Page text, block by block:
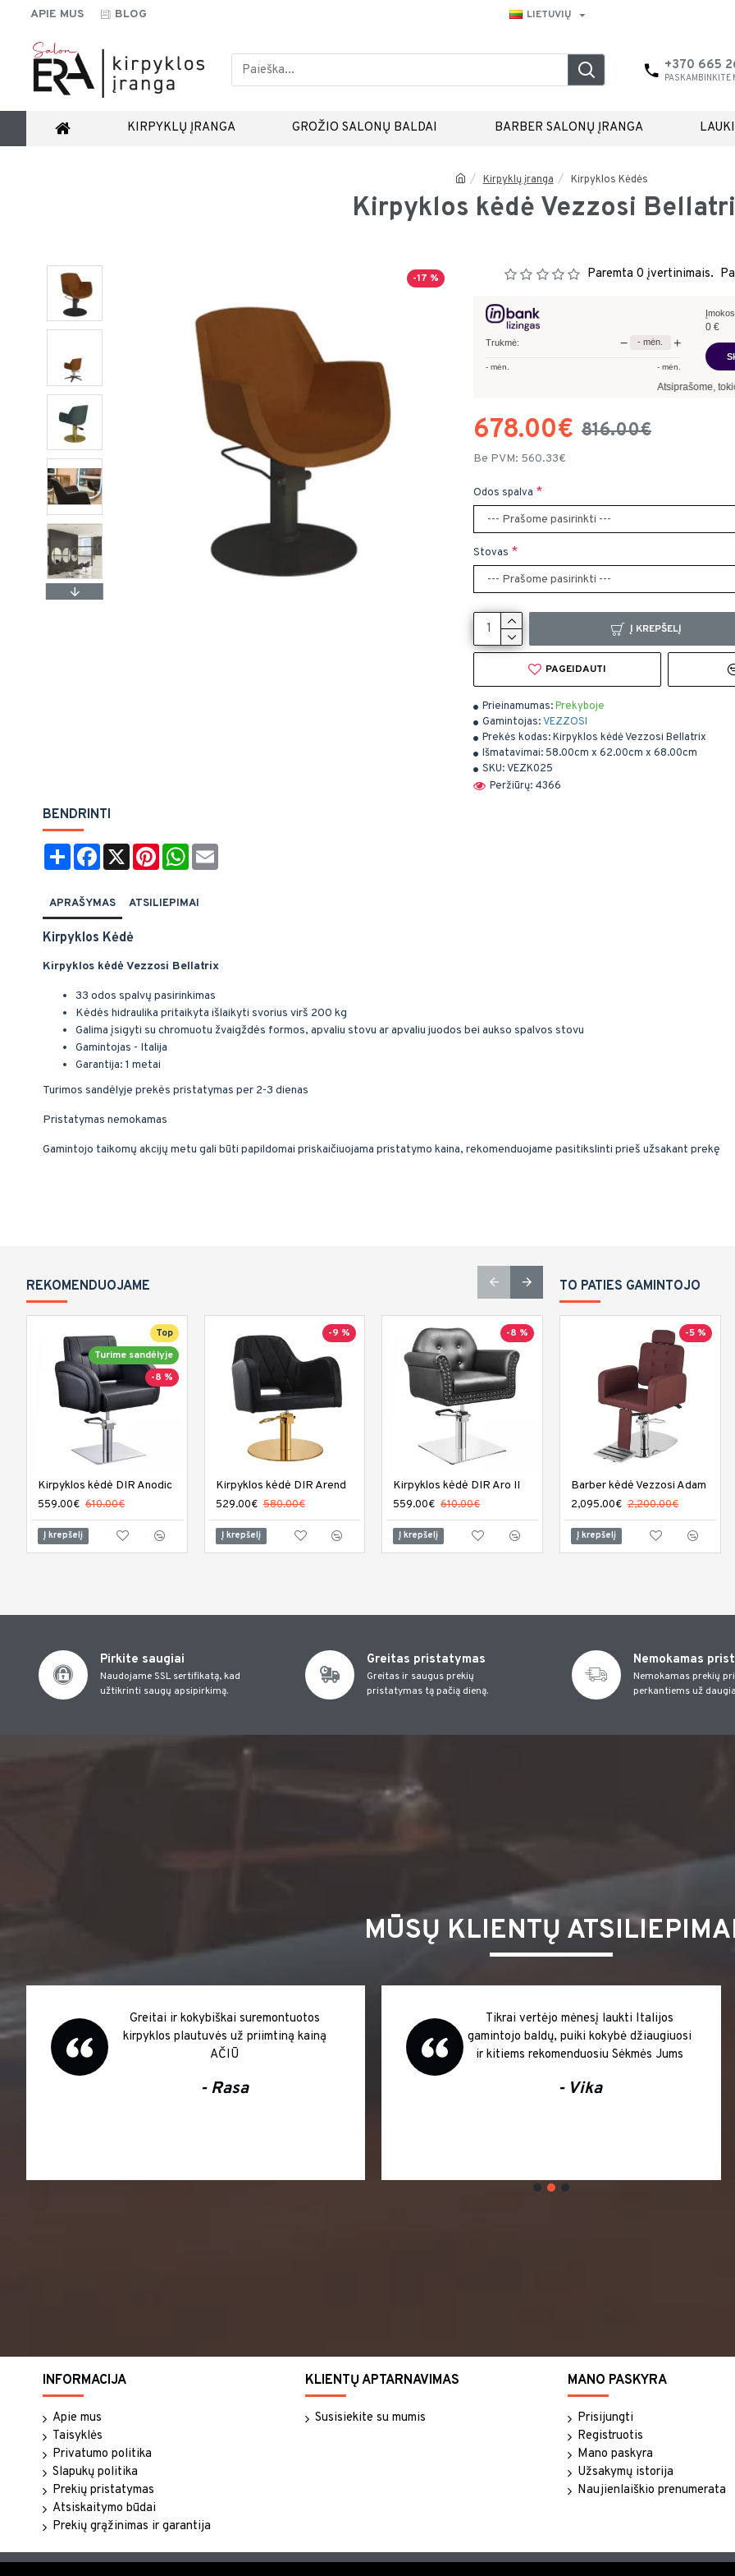
APIE MUS BLOG LIETUVIŲ
+370 665
PASKAMBINKITE
KIRPYKLŲ ĮRANGA GROŽIO SALONŲ BALDAI BARBER SALONŲ ĮRANGA
Kirpyklų įranga Kirpyklos Kėdės
Kirpyklos kėdė Vezzosi
-17 %
Prieinamumas:Prekyboje
Gamintojas:VEZZOSI
Prekės kodas:Kirpyklos kėdė Vezzosi Bellatrix
Išmatavimai: 58.00cm x 62.00cm x 68.00cm
SKU:VEZK025
Peržiūrų: 4366
Paremta 0 įvertinimais.
678.00€ 816.00€
Be PVM: 560.33€
Odos spalva
Stovas
Trukmė: − - mėn. +
- mėn. -mėn.
0 €
Atsiprašome, tokiomis
Į KREPŠELĮ
PAGEIDAUTI
BENDRINTI
Share Facebook
X PinterestWhatsApp
APRAŠYMAS ATSILIEPIMAI
Kirpyklos Kėdė
Kirpyklos kėdė Vezzosi Bellatrix
33 odos spalvų pasirinkimas
Kėdės hidraulika pritaikyta išlaikyti svorius virš 200 kg
Galima įsigyti su chromuotu žvaigždės formos, apvaliu stovu ar apvaliu juodos bei aukso spalvos stovu
Gamintojas - Italija
Garantija: 1 metai
Turimos sandėlyje prekės pristatymas per 2-3 dienas
Pristatymas nemokamas
Gamintojo taikomų akcijų metu gali būti papildomai priskaičiuojama pristatymo kaina, rekomenduojame pasitikslinti prieš užsakant prekę
REKOMENDUOJAME
Top
Turime sandėlyje
-8 %
Kirpyklos kėdė DIR Anodic
559.00€ 610.00€
Į krepšelį
-9 %
Kirpyklos kėdė DIR Arend
529.00€ 580.00€
Į krepšelį
-8 %
Kirpyklos kėdė DIR Aro II
559.00€ 610.00€
Į krepšelį
Top
Turime sandėlyje
-8 %
Kirpyklos kėdė DIR Bellano
559.00€ 610.00€
Į krepšelį
TO PATIES GAMINTOJO
-5 %
Barber kėdė Vezzosi Adam
2,095.00€ 2,200.00€
Į krepšelį
Pirkite saugiai
Naudojame SSL sertifikatą, kad
užtikrinti saugų apsipirkimą.
Greitas pristatymas
Greitas ir saugus prekių
pristatymas tą pačią dieną.
Nemokamas
Nemokamas prekių
perkantiems už
MŪSŲ KLIENTŲ
Greitai ir kokybiškai suremontuotos
kirpyklos plautuvės už priimtiną kainą
AČIŪ
- Rasa
Tikrai vertėjo mėnesį laukti Italijos
gamintojo baldų, puiki kokybė džiaugiuosi
ir kitiems rekomenduosiu Sėkmės Jums
- Vika
INFORMACIJA
Apie mus
Taisyklės
Privatumo politika
Slapukų politika
Prekių pristatymas
Atsiskaitymo būdai
Prekių grąžinimas ir garantija
KLIENTŲ APTARNAVIMAS
Susisiekite su mumis
MANO PASKYRA
Prisijungti
Registruotis
Mano paskyra
Užsakymų istorija
Naujienlaiškio prenumerata